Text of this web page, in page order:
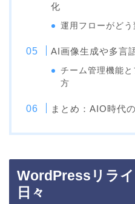
化
運用フローがど
AI画像生成や多言
チーム管理機能
方
まとめ：AIO時代
WordPressリラ
日々